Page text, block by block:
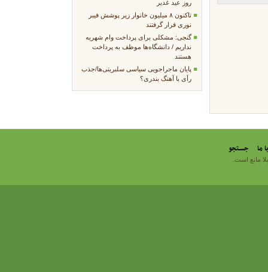
روز عید غدیر
تاکنون ۸ میلیون خانوار زیر پوشش فیبر
نوری قرار گرفتند
گنجی: مشکلی برای پرداخت وام شهریه
نداریم / دانشگاه‌ها موظف به پرداخت
هستند
پایان ماجراجویی سیاسی سلبریتی‌ها/جذب
رأی با آهنگ بندری؟
ما جستجو
مانع است.